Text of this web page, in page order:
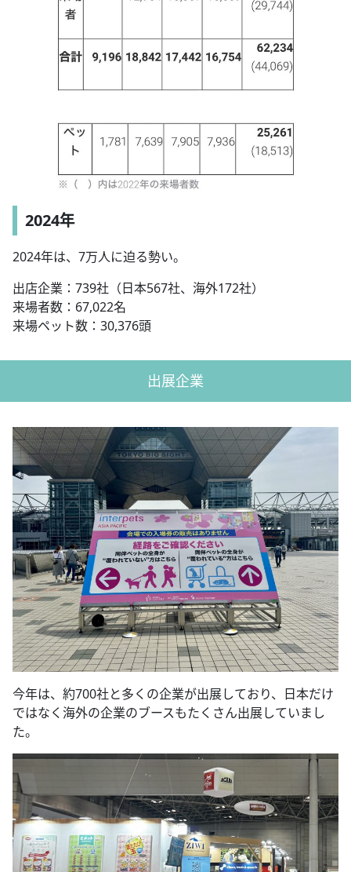
2024年
2024年は、7万人に迫る勢い。
出店企業：739社（日本567社、海外172社）
来場者数：67,022名
来場ペット数：30,376頭
出展企業
今年は、約700社と多くの企業が出展しており、日本だけ
ではなく海外の企業のブースもたくさん出展していまし
た。